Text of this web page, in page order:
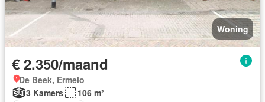
Woning
€ 2.350/maand
De Beek, Ermelo
3 Kamers
106 m²